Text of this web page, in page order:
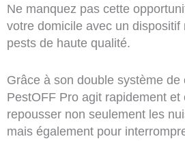
Ne manquez pas cette
votre domicile avec un dispositif
pests de haute qualité.
Grâce à son double système de
PestOFF Pro agit rapidement et
repousser non seulement les
mais également pour